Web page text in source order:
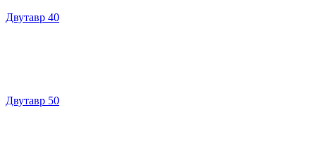
Двутавр 40
Двутавр 50